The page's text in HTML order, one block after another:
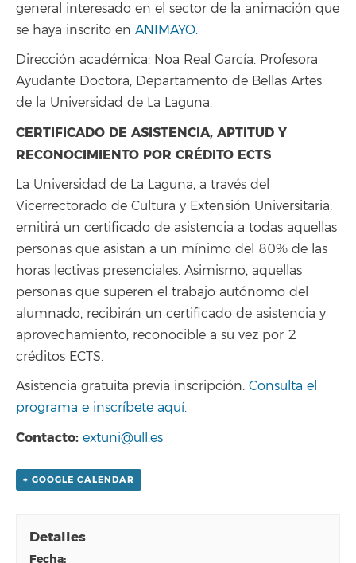
general interesado en el sector de la animación que
se haya inscrito en ANIMAYO.
Dirección académica: Noa Real García. Profesora
Ayudante Doctora, Departamento de Bellas Artes
de la Universidad de La Laguna.
CERTIFICADO DE ASISTENCIA, APTITUD Y
RECONOCIMIENTO POR CRÉDITO ECTS
La Universidad de La Laguna, a través del
Vicerrectorado de Cultura y Extensión Universitaria,
emitirá un certificado de asistencia a todas aquellas
personas que asistan a un mínimo del 80% de las
horas lectivas presenciales. Asimismo, aquellas
personas que superen el trabajo autónomo del
alumnado, recibirán un certificado de asistencia y
aprovechamiento, reconocible a su vez por 2
créditos ECTS.
Asistencia gratuita previa inscripción. Consulta el
programa e inscríbete aquí.
Contacto: extuni@ull.es
+ GOOGLE CALENDAR
Detalles
fecha: